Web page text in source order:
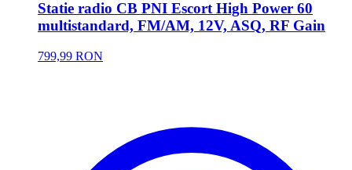
Statie radio CB PNI Escort High Power 60
multistandard, FM/AM, 12V, ASQ, RF Gain
799,99 RON